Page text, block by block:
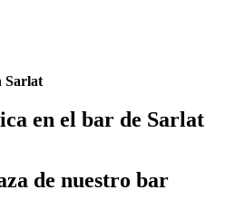
Sarlat
en el bar de Sarlat
de nuestro bar